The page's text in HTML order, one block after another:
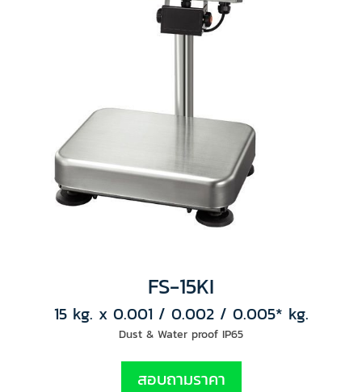
FS-15KI
15 kg. x 0.001 / 0.002 / 0.005* kg.
Dust & Water proof IP65
สอบถามราคา